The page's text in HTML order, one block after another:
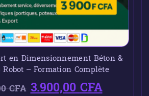
en Dimensionnement Béton &
– Formation Complète
CFA 3.900,00CFA